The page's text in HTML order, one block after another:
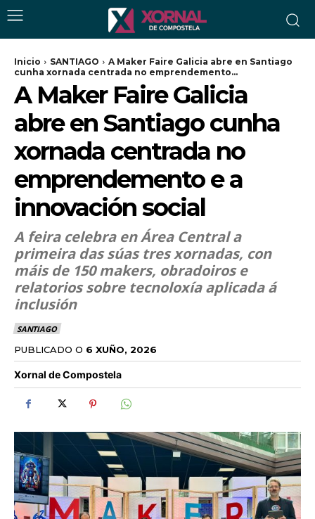
Inicio SANTIAGO
A Maker Faire Galicia abre en Santiago
cunha xornada centrada no emprendemento...
A Maker Faire Galicia
abre en Santiago cunha
xornada centrada no
emprendemento e a
innovación social
A feira celebra en Área Central a
primeira das súas tres xornadas, con
máis de 150 makers, obradoiros e
relatorios sobre tecnoloxía aplicada á
inclusión
SANTIAGO
PUBLICADO O 6 XUÑO, 2026
Xornal de Compostela